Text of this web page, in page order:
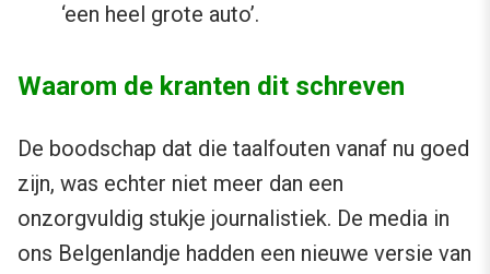
‘een heel grote auto’.
Waarom de kranten dit schreven
De boodschap dat die taalfouten vanaf nu goed
zijn, was echter niet meer dan een
onzorgvuldig stukje journalistiek. De media in
ons Belgenlandje hadden een nieuwe versie van